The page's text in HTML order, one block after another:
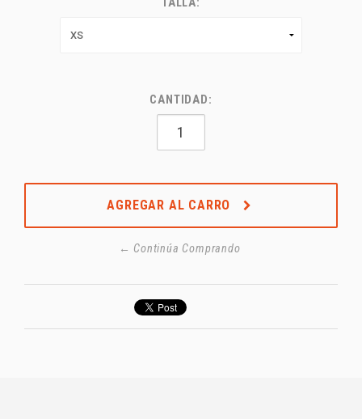
TALLA:
CANTIDAD:
AGREGAR AL CARRO
← Continúa Comprando